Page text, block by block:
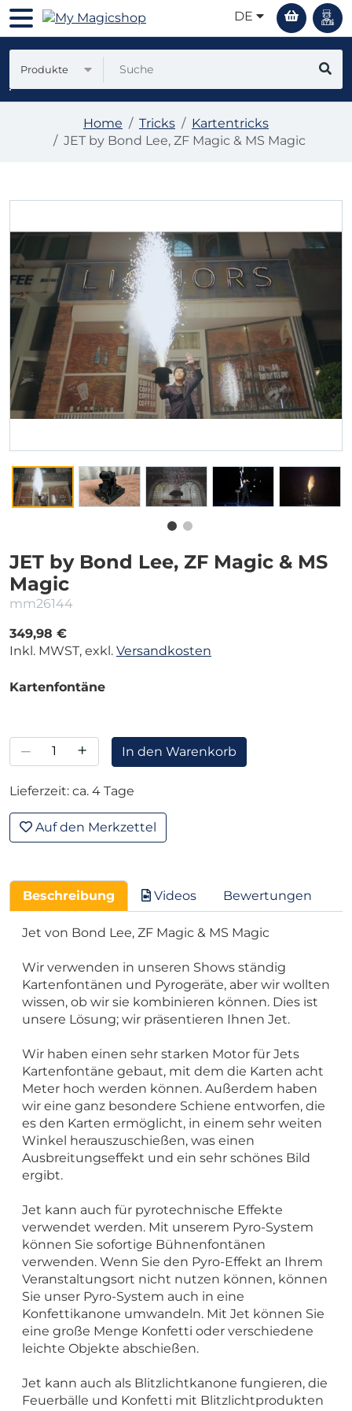
DE
Produkte
Home Tricks
Kartentricks
JET by Bond Lee, ZF Magic & MS Magic
JET by Bond Lee, ZF Magic & MS
Magic
mm26144
349,98 €
Inkl. MWST, exkl. Versandkosten
Kartenfontäne
– + In den Warenkorb
Lieferzeit: ca. 4 Tage
Auf den Merkzettel
Beschreibung Videos Bewertungen
Jet von Bond Lee, ZF Magic & MS Magic
Wir verwenden in unseren Shows ständig
Kartenfontänen und Pyrogeräte, aber wir wollten
wissen, ob wir sie kombinieren können. Dies ist
unsere Lösung; wir präsentieren Ihnen Jet.
Wir haben einen sehr starken Motor für Jets
Kartenfontäne gebaut, mit dem die Karten acht
Meter hoch werden können. Außerdem haben
wir eine ganz besondere Schiene entworfen, die
es den Karten ermöglicht, in einem sehr weiten
Winkel herauszuschießen, was einen
Ausbreitungseffekt und ein sehr schönes Bild
ergibt.
Jet kann auch für pyrotechnische Effekte
verwendet werden. Mit unserem Pyro-System
können Sie sofortige Bühnenfontänen
verwenden. Wenn Sie den Pyro-Effekt an Ihrem
Veranstaltungsort nicht nutzen können, können
Sie unser Pyro-System auch in eine
Konfettikanone umwandeln. Mit Jet können Sie
eine große Menge Konfetti oder verschiedene
leichte Objekte abschießen.
Jet kann auch als Blitzlichtkanone fungieren, die
Feuerbälle und Konfetti mit Blitzlichtprodukten